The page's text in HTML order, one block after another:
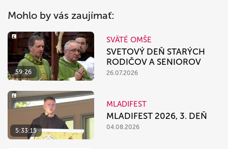
Mohlo by vás zaujímať:
59:26
SVÄTÉ OMŠE
SVETOVÝ DEŇ STARÝCH
RODIČOV A SENIOROV
26.07.2026
5:33:15
MLADIFEST
MLADIFEST 2026, 3. DEŇ
04.08.2026